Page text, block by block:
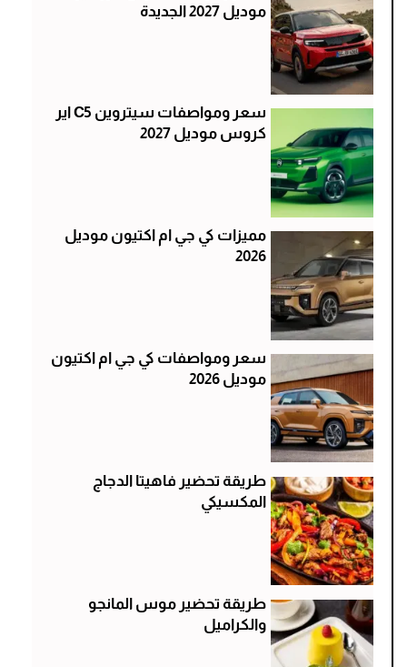
موديل 2027 الجديدة
سعر ومواصفات سيتروين C5 اير
كروس موديل 2027
مميزات كي جي ام اكتيون موديل
2026
سعر ومواصفات كي جي ام اكتيون
موديل 2026
طريقة تحضير فاهيتا الدجاج
المكسيكي
طريقة تحضير موس المانجو
والكراميل